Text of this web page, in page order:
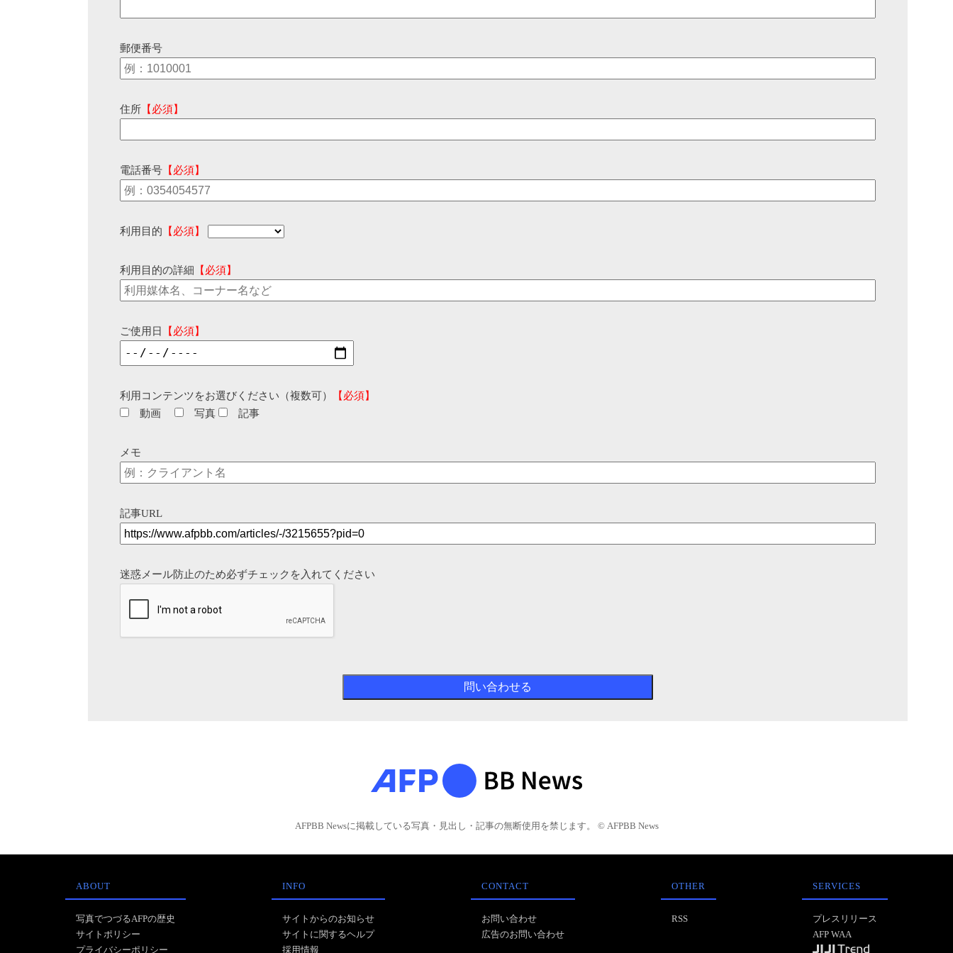
郵便番号
住所 【必須】
電話番号 【必須】
利用目的 【必須】
利用目的の詳細 【必須】
ご使用日 【必須】
利用コンテンツをお選びください（複数可）
【必須】
動画
写真 記事
メモ
記事URL
迷惑メール防止のため必ずチェックを入れてください
AFPBB Newsに掲載している写真・見出し・記事の無断使用を禁じます。 © AFPBB News
ABOUT
写真でつづるAFPの歴史
サイトポリシー
プライバシーポリシー
INFO
サイトからのお知らせ
サイトに関するヘルプ
採用情報
CONTACT
お問い合わせ
広告のお問い合わせ
OTHER
RSS
SERVICES
プレスリリース
AFP WAA